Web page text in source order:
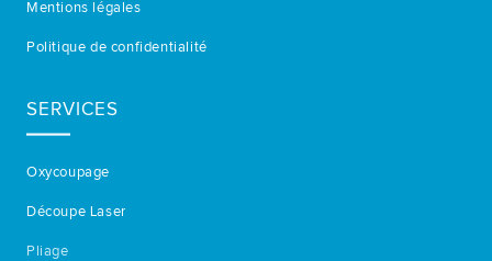
Mentions légales
Politique de confidentialité
SERVICES
Oxycoupage
Découpe Laser
Pliage